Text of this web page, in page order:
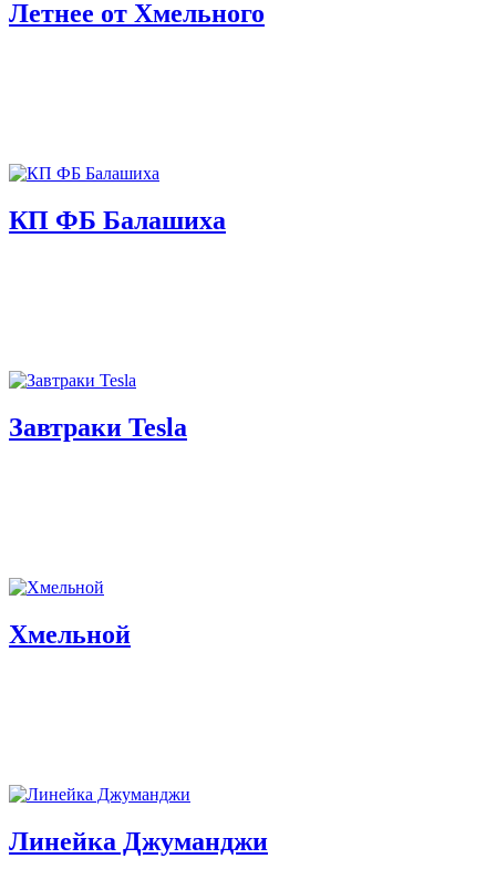
Летнее от Хмельного
КП ФБ Балашиха
Завтраки Tesla
Хмельной
Линейка Джуманджи